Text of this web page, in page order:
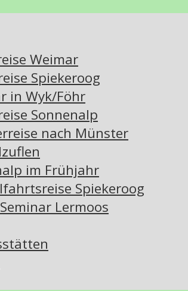
Weimar
Spiekeroog
in Wyk/Föhr
Sonnenalp
nach Münster
im Frühjahr
Spiekeroog
Lermoos